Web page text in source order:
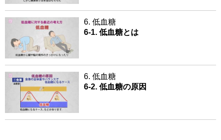
6. 低血糖
6-1. 低血糖とは
6. 低血糖
6-2. 低血糖の原因